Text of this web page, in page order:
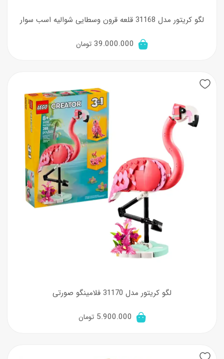
لگو کریتور مدل 31168 قلعه قرون وسطایی شوالیه اسب سوار
39.000.000 تومان
لگو کریتور مدل 31170 فلامینگو صورتی
5.900.000 تومان